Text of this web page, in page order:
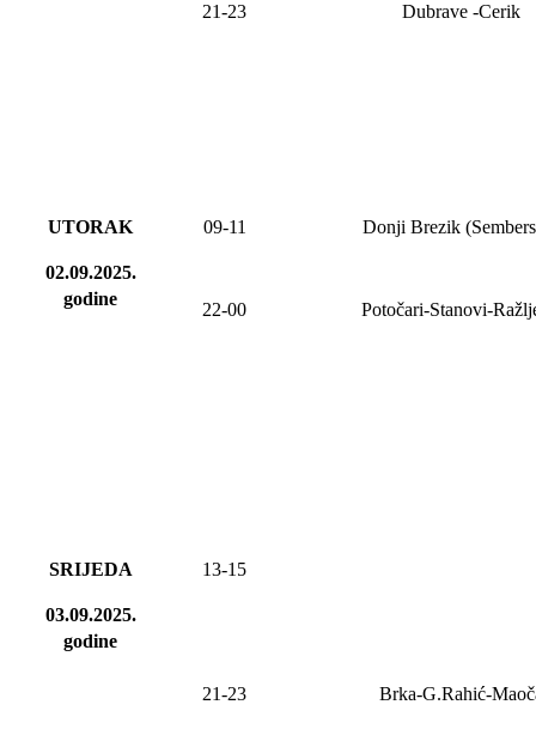
21-23 Dubrave-Cerik
UTORAK
02.09.2025.
godine
09-11 Donji Brezik
22-00 Potočari-Stanovi-
SRIJEDA
03.09.2025.
godine
13-15
21-23 Brka-G.Rahić-